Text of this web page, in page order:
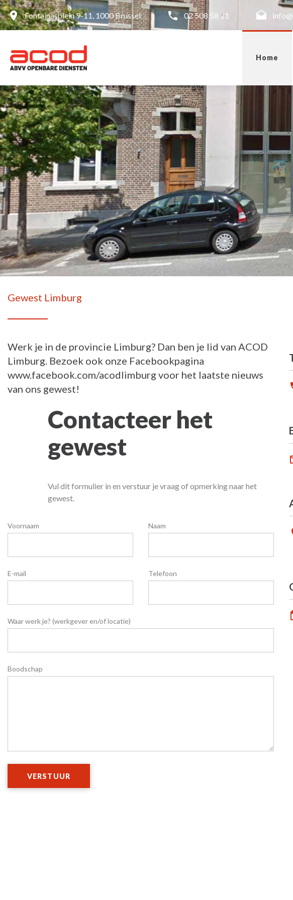
Fontainasplein 9-11, 1000 Brussel 02 508 58 11
Home
Gewest Limburg
Werk je in de provincie Limburg? Dan ben je lid van ACOD
Limburg. Bezoek ook onze Facebookpagina
www.facebook.com/acodlimburg voor het laatste nieuws
van ons gewest!
Contacteer het
gewest
Vul dit formulier in en verstuur je vraag of opmerking naar het
gewest.
Voornaam Naam
E-mail Telefoon
Waar werk je? (werkgever en/of locatie)
Boodschap
VERSTUUR